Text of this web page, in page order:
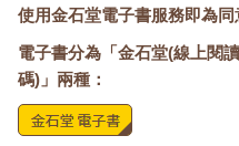
使用金石堂電子書服務即為同
電子書分為「金石堂(線上閱
碼)」兩種：